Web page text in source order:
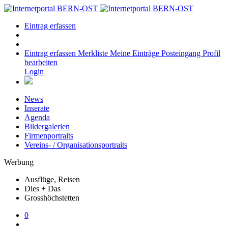
Eintrag erfassen
Eintrag erfassen Merkliste Meine Einträge Posteingang Profil
bearbeiten
Login
News
Inserate
Agenda
Bildergalerien
Firmenportraits
Vereins- / Organisationsportraits
Werbung
Ausflüge, Reisen
Dies + Das
Grosshöchstetten
0